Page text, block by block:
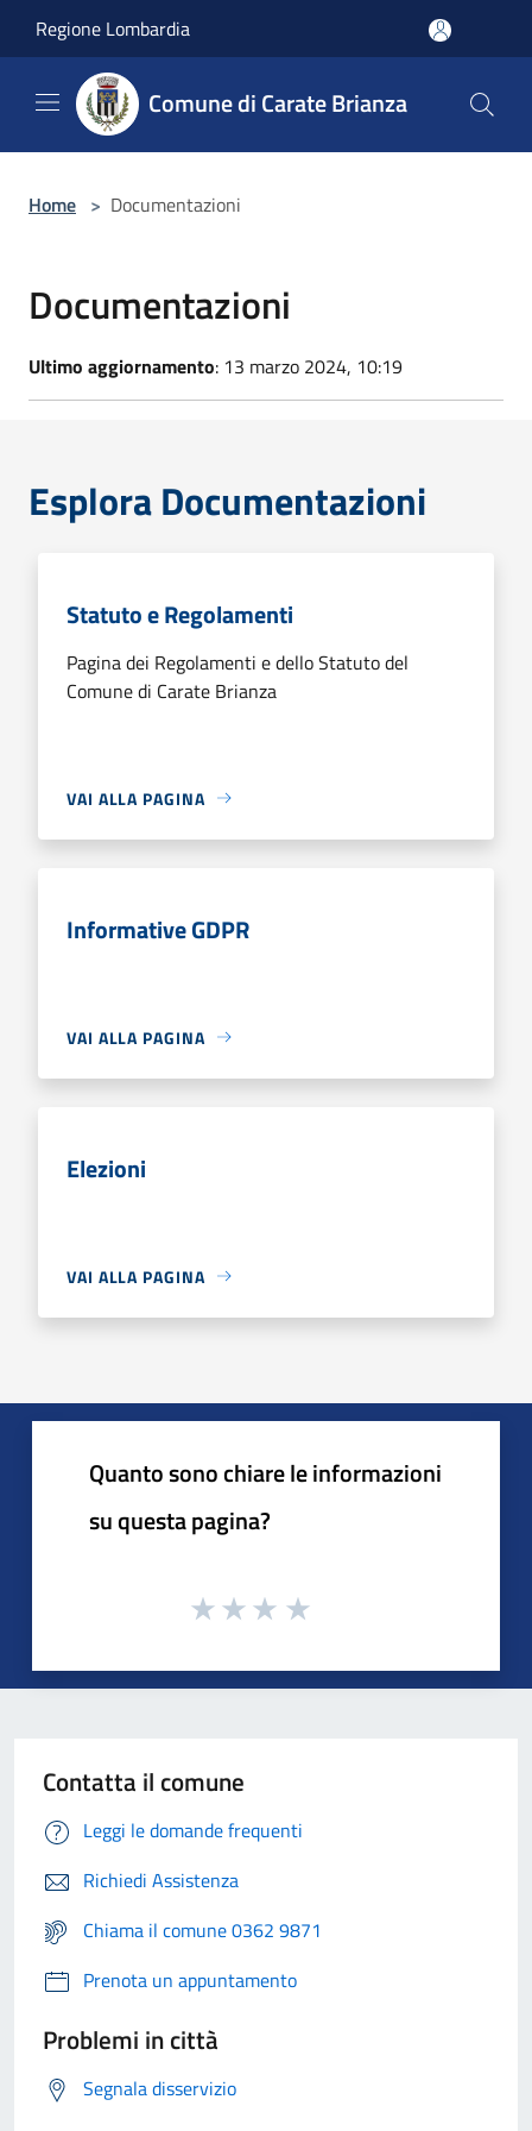
Regione Lombardia
Comune di Carate Brianza
Home > Documentazioni
Documentazioni
Ultimo aggiornamento: 13 marzo 2024, 10:19
Esplora Documentazioni
Statuto e Regolamenti
Pagina dei Regolamenti e dello Statuto del
Comune di Carate Brianza
VAI ALLA PAGINA
Informative GDPR
VAI ALLA PAGINA
Elezioni
VAI ALLA PAGINA
Quanto sono chiare le informazioni
su questa pagina?
Contatta il comune
Leggi le domande frequenti
Richiedi Assistenza
Chiama il comune 0362 9871
Prenota un appuntamento
Problemi in città
Segnala disservizio